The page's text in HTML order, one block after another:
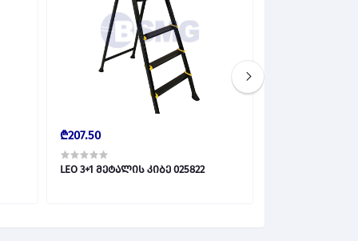
₾207.50
LEO 3+1 მეტალის კიბე 025822